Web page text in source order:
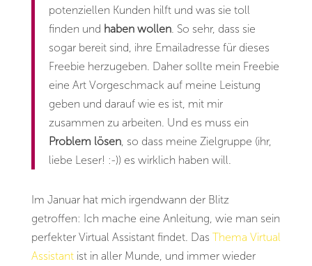
potenziellen Kunden hilft und was sie toll
finden und haben wollen. So sehr, dass sie
sogar bereit sind, ihre Emailadresse für dieses
Freebie herzugeben. Daher sollte mein Freebie
eine Art Vorgeschmack auf meine Leistung
geben und darauf wie es ist, mit mir
zusammen zu arbeiten. Und es muss ein
Problem lösen, so dass meine Zielgruppe (ihr,
liebe Leser! :-)) es wirklich haben will.
Im Januar hat mich irgendwann der Blitz
getroffen: Ich mache eine Anleitung, wie man sein
perfekter Virtual Assistant findet. Das Thema Virtual
Assistantist in aller Munde, und immer wieder